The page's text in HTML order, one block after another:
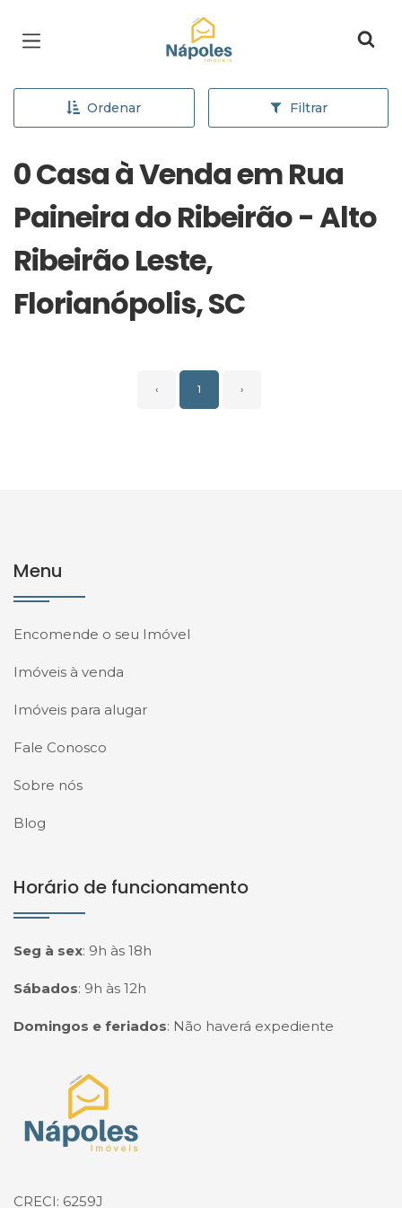
Página inicial
Ordenar Filtrar
0 Casa à Venda em Rua
Paineira do Ribeirão - Alto
Ribeirão Leste,
Florianópolis, SC
‹ 1 ›
Menu
Encomende o seu Imóvel
Imóveis à venda
Imóveis para alugar
Fale Conosco
Sobre nós
Blog
Horário de funcionamento
Seg à sex: 9h às 18h
Sábados: 9h às 12h
Domingos e feriados: Não haverá expediente
Página inicial
CRECI: 6259J